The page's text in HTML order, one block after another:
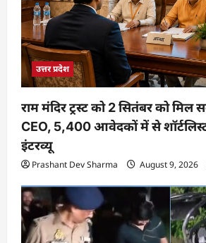
उत्तर प्रदेश
राम मंदिर ट्रस्ट को 2 सितंबर को मिल
CEO, 5,400 आवेदकों में से
इंटरव्यू
Prashant Dev Sharma August 9, 2026